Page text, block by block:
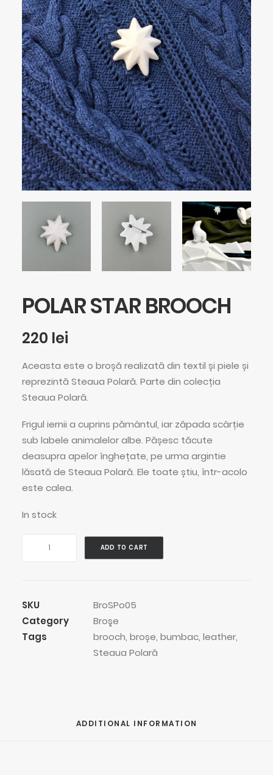
POLAR STAR BROOCH
220 lei
Aceasta este o broșă realizată din textil și piele și
reprezintă Steaua Polară. Parte din colecția
Steaua Polară.
Frigul iernii a cuprins pământul, iar zăpada scârție
sub labele animalelor albe. Pășesc tăcute
deasupra apelor înghețate, pe urma argintie
lăsată de Steaua Polară. Ele toate știu, într-acolo
este calea.
In stock
ADD TO CART
SKU
BroSPo05
Category
Broşe
Tags
brooch, broșe, bumbac, leather,
Steaua Polară
ADDITIONAL INFORMATION